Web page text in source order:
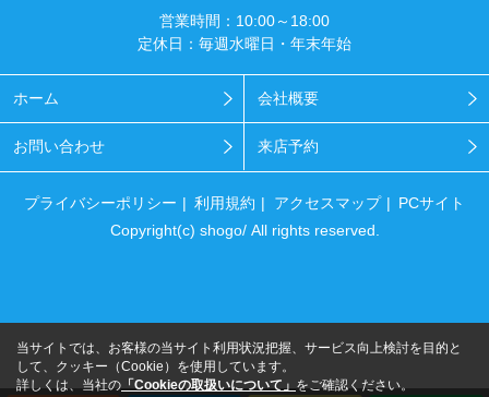
営業時間：10:00～18:00
定休日：毎週水曜日・年末年始
ホーム 会社概要
お問い合わせ 来店予約
プライバシーポリシー 利用規約 アクセスマップ
PCサイト
Copyright(c) shogo/ All rights reserved.
当サイトでは、お客様の当サイト利用状況把握、サービス向上検討を目的と
して、クッキー（Cookie）を使用しています。
詳しくは、当社の「Cookieの取扱いについて」をご確認ください。